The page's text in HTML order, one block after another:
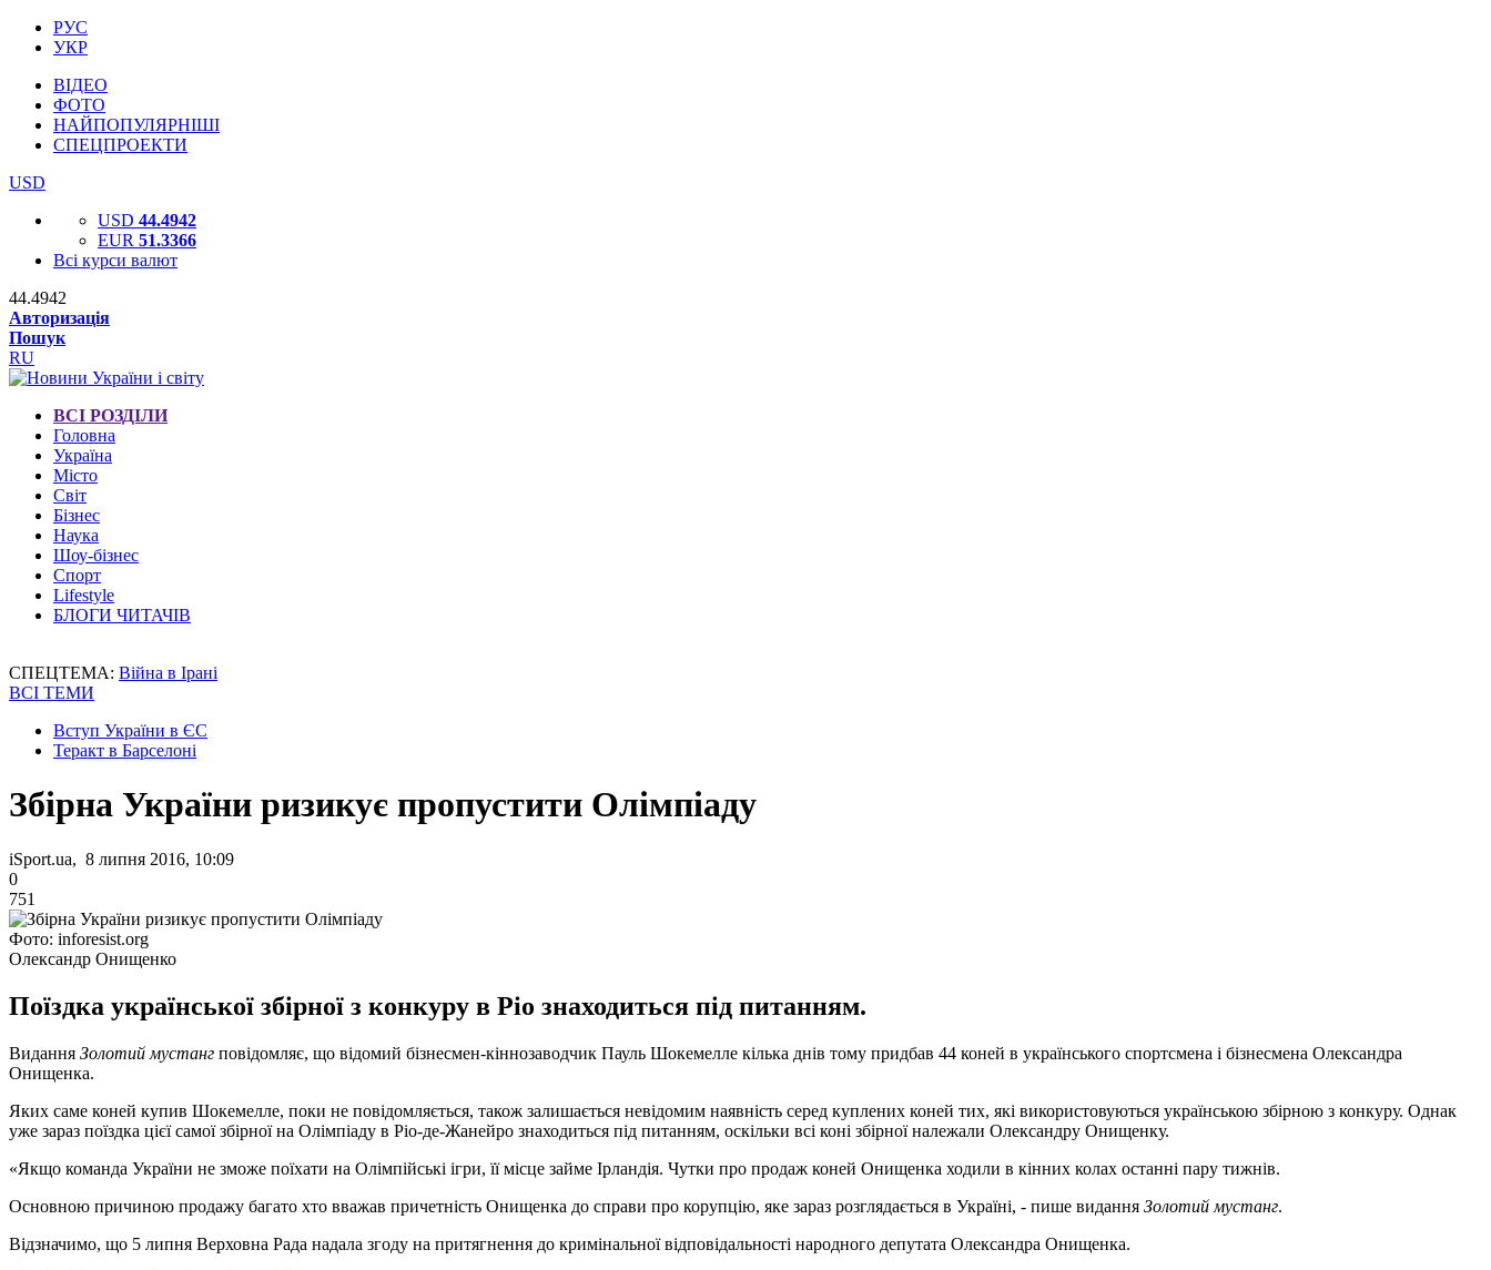
РУС
УКР
ВІДЕО
ФОТО
НАЙПОПУЛЯРНІШІ
СПЕЦПРОЕКТИ
USD
USD 44.4942
EUR 51.3366
Всі курси валют
44.4942
Авторизація
Пошук
RU
ВСІ РОЗДІЛИ
Головна
Україна
Місто
Світ
Бізнес
Наука
Шоу-бізнес
Спорт
Lifestyle
БЛОГИ ЧИТАЧІВ
СПЕЦТЕМА: Війна в Ірані
ВСІ ТЕМИ
Вступ України в ЄС
Теракт в Барселоні
Збірна України ризикує пропустити Олімпіаду
iSport.ua, 8 липня 2016, 10:09
0
751
Фото: inforesist.org
Олександр Онищенко
Поїздка української збірної з конкуру в Ріо знаходиться під питанням.
Видання Золотий мустанг повідомляє, що відомий бізнесмен-кіннозаводчик Пауль Шокемелле кілька днів тому придбав 44 коней в українського спортсмена і бізнесмена Олександра
Онищенка.
Яких саме коней купив Шокемелле, поки не повідомляється, також залишається невідомим наявність серед куплених коней тих, які використовуються українською збірною з конкуру. Однак
уже зараз поїздка цієї самої збірної на Олімпіаду в Ріо-де-Жанейро знаходиться під питанням, оскільки всі коні збірної належали Олександру Онищенку.
«Якщо команда України не зможе поїхати на Олімпійські ігри, її місце займе Ірландія. Чутки про продаж коней Онищенка ходили в кінних колах останні пару тижнів.
Основною причиною продажу багато хто вважав причетність Онищенка до справи про корупцію, яке зараз розглядається в Україні, - пише видання Золотий мустанг.
Відзначимо, що 5 липня Верховна Рада надала згоду на притягнення до кримінальної відповідальності народного депутата Олександра Онищенка.